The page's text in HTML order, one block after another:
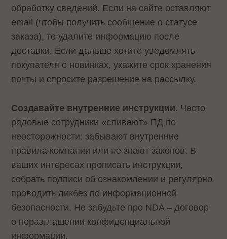
обработку сведений. Если на сайте оставляют
email (чтобы получить сообщение о статусе
заказа), то удалите информацию после
доставки. Если дальше хотите уведомлять
покупателя о новинках, укажите срок хранения
почты и спросите разрешение на рассылку.
Создавайте внутренние инструкции. Часто
рядовые сотрудники «сливают» ПД по
неосторожности: забывают внутренние
правила компании или не знают законов. В
ваших интересах прописать инструкции,
собрать подписи об ознакомлении и регулярно
проводить ликбез по информационной
безопасности. Не забудьте про NDA – договор
о неразглашении конфиденциальной
информации.